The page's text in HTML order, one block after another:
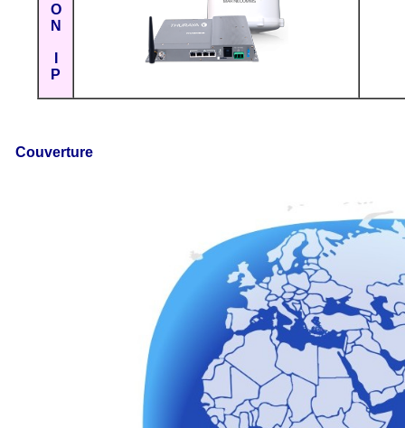
O
N
P
Couverture